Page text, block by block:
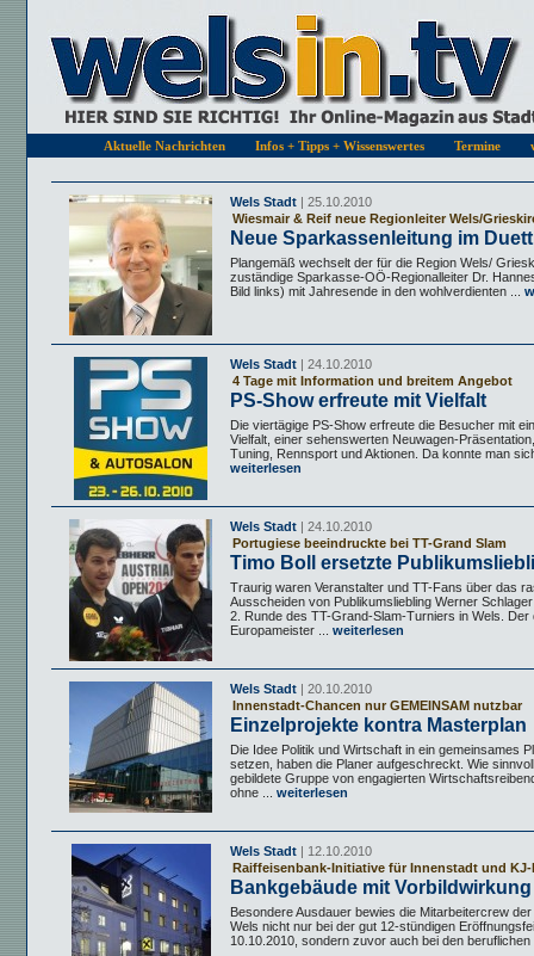
Aktuelle Nachrichten Infos + Tipps + Wissenswertes Termine
Wels Stadt | 25.10.2010
Wiesmair & Reif neue Regionleiter Wels/
Neue Sparkassenleitung im Duett
Plangemäß wechselt der für die Region Wels/
zuständige Sparkasse-OÖ-Regionalleiter Dr.
Bild links) mit Jahresende in den wohlverdienten ...
Wels Stadt | 24.10.2010
4 Tage mit Information und breitem Angebot
PS-Show erfreute mit Vielfalt
Die viertägige PS-Show erfreute die Besucher mit
Vielfalt, einer sehenswerten Neuwagen-
Tuning, Rennsport und Aktionen. Da konnte man
weiterlesen
Wels Stadt | 24.10.2010
Portugiese beeindruckte bei TT-Grand Slam
Timo Boll ersetzte
Traurig waren Veranstalter und TT-Fans über das
Ausscheiden von Publikumsliebling Werner
2. Runde des TT-Grand-Slam-Turniers in Wels. Der
Europameister ...
weiterlesen
Wels Stadt | 20.10.2010
Innenstadt-Chancen nur GEMEINSAM nutzbar
Einzelprojekte kontra Masterplan
Die Idee Politik und Wirtschaft in ein gemeinsames
setzen, haben die Planer aufgeschreckt. Wie
gebildete Gruppe von engagierten
ohne ...
weiterlesen
Wels Stadt | 12.10.2010
Raiffeisenbank-Initiative für Innenstadt und KJ-
Bankgebäude mit Vorbildwirkung
Besondere Ausdauer bewies die Mitarbeitercrew
Wels nicht nur bei der gut 12-stündigen
10.10.2010, sondern zuvor auch bei den beruflichen